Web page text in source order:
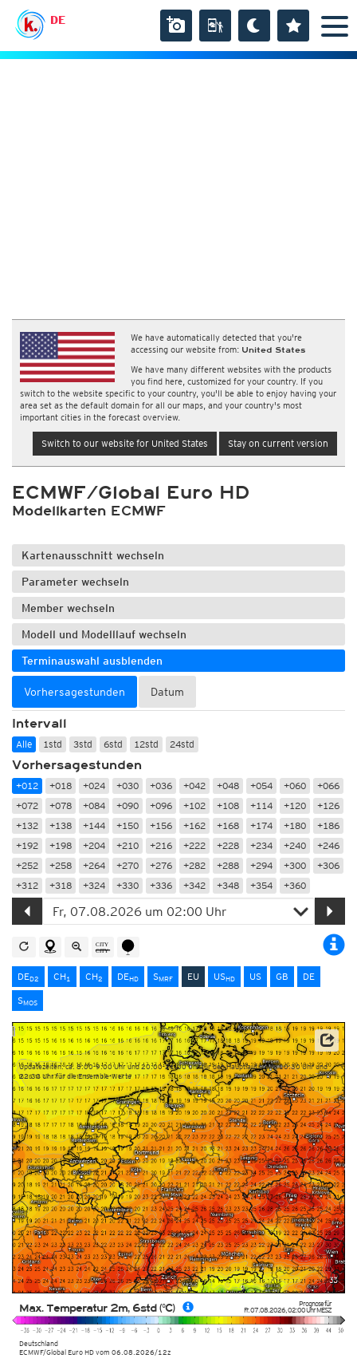
DE
We have automatically detected that you're
accessing our website from: United States
We have many different websites with the products
you find here, customized for your country. If you
switch to the website specific to your country, you'll be able to enjoy having your
area set as the default domain for all our maps, and your country's most
important cities in the forecast overview.
Switch to our website for United States Stay on current version
ECMWF/Global Euro HD
Modellkarten ECMWF
Kartenausschnitt wechseln
Parameter wechseln
Member wechseln
Modell und Modelllauf wechseln
Terminauswahl ausblenden
Vorhersagestunden Datum
Intervall
Alle 1std 3std 6std 12std 24std
Vorhersagestunden
+012 +018 +024 +030 +036 +042 +048 +054 +060
+066
+072
+078 +084 +090 +096 +102 +108 +114 +120
+126
+132
+138 +144 +150 +156 +162 +168 +174 +180
+186
+192
+198 +204 +210 +216 +222 +228 +234 +240
+246
+252
+258 +264 +270 +276 +282 +288 +294 +300
+306
+312
+318 +324 +330 +336 +342 +348 +354 +360
DED2 CH1 CH2 DEHD SMRF EU USHD US GB
DE
SMOS
Prognose für
Fr. 07.08.2026,02:00 UhrMESZ
Deutschland
ECMWF/Global Euro HD vom 06.08.2026/12z
Max. Temperatur 2m, 6std (°C)
Updatezeiten: ca. 8:00-9:00 Uhr und 20:00-21:00 Uhr für den Hauptlauf sowie 10:30 Uhr und
22:30 Uhr für die Ensemble-Werte
Dieser Service basiert auf Daten und Produkten des Europäischen Zentrums für mittelfristige
Wettervorhersage (ECMWF)